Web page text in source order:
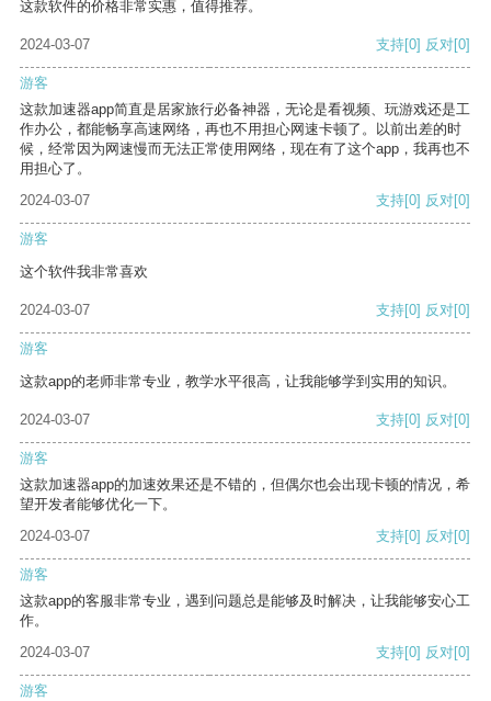
这款软件的价格非常实惠，值得推荐。
2024-03-07 支持[0] 反对[0]
游客
这款加速器app简直是居家旅行必备神器，无论是看视频、玩游戏还是工
作办公，都能畅享高速网络，再也不用担心网速卡顿了。以前出差的时
候，经常因为网速慢而无法正常使用网络，现在有了这个app，我再也不
用担心了。
2024-03-07
支持[0] 反对[0]
游客
这个软件我非常喜欢
2024-03-07 支持[0] 反对[0]
游客
这款app的老师非常专业，教学水平很高，让我能够学到实用的知识。
2024-03-07 支持[0] 反对[0]
游客
这款加速器app的加速效果还是不错的，但偶尔也会出现卡顿的情况，希
望开发者能够优化一下。
2024-03-07
支持[0] 反对[0]
游客
这款app的客服非常专业，遇到问题总是能够及时解决，让我能够安心工
作。
2024-03-07
支持[0] 反对[0]
游客